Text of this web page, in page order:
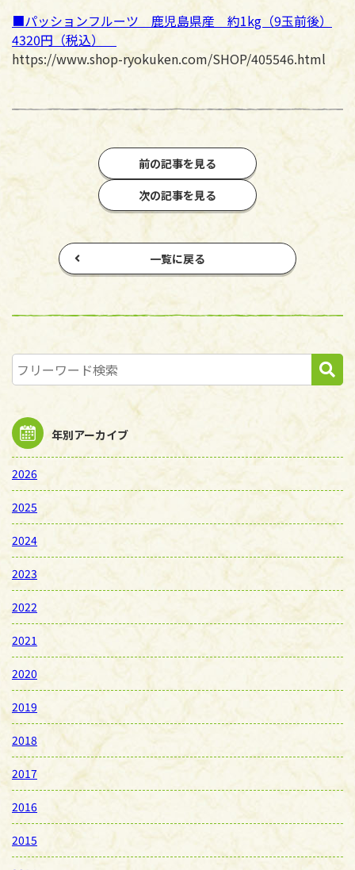
■パッションフルーツ 鹿児島県産 約1kg（9玉前後）
4320円（税込）
https://www.shop-ryokuken.com/SHOP/405546.html
前の記事を見る
次の記事を見る
一覧に戻る
年別アーカイブ
2026
2025
2024
2023
2022
2021
2020
2019
2018
2017
2016
2015